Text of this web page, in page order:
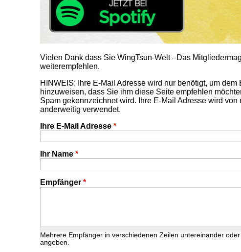
Vielen Dank dass Sie WingTsun-Welt - Das
weiterempfehlen.
HINWEIS: Ihre E-Mail Adresse wird nur benötigt, um dem
hinzuweisen, dass Sie ihm diese Seite empfehlen
Spam gekennzeichnet wird. Ihre E-Mail Adresse wird
anderweitig verwendet.
Ihre E-Mail Adresse *
Ihr Name *
Empfänger *
Mehrere Empfänger in verschiedenen Zeilen untereinander
angeben.